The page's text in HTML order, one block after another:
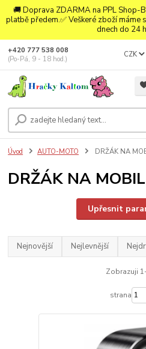
🚚 Doprava ZDARMA na PPL Shop-
platbě předem.✅ Veškeré zboží máme
dnech do 24
CZK
+420 777 538 008
(Po-Pá, 9 - 18 hod.)
Úvod AUTO-MOTO DRŽÁK NA
DRŽÁK NA MOBIL
Upřesnit
Nejnovější Nejlevnější
Zobrazuji
strana